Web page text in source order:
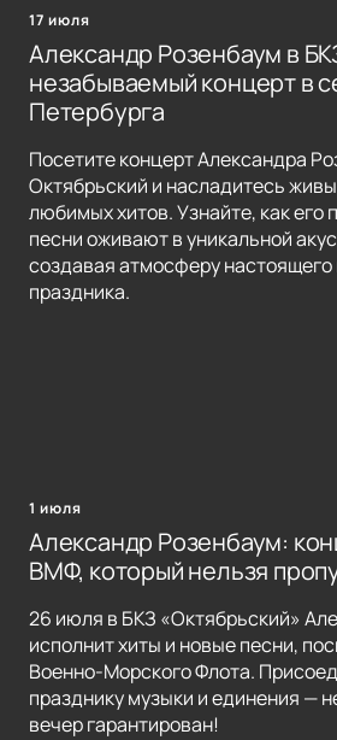
17 июля
Александр Розенбаум в
незабываемый концерт в
Петербурга
Посетите концерт Александра
Октябрьский и насладитесь
любимых хитов. Узнайте, как его
песни оживают в уникальной
создавая атмосферу
праздника.
1 июля
Александр Розенбаум:
ВМФ, который нельзя
26 июля в БКЗ «Октябрьский»
исполнит хиты и новые песни,
Военно-Морского Флота.
празднику музыки и единения —
вечер гарантирован!